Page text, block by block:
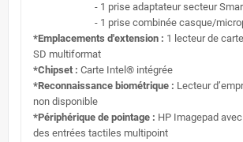
- 1 prise adaptateur secteur Smart
- 1 prise combinée casque/
*Emplacements d'extension : 1 lecteur de
SD multiformat
*Chipset : Carte Intel® intégrée
*Reconnaissance biométrique : Lecteur
non disponible
*Périphérique de pointage : HP Imagepad
des entrées tactiles multipoint